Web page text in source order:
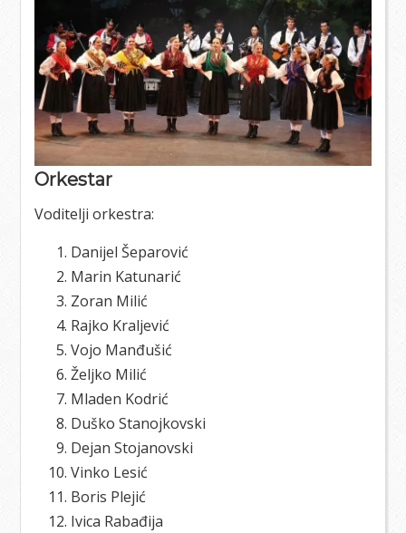
Orkestar
Voditelji orkestra:
Danijel Šeparović
Marin Katunarić
Zoran Milić
Rajko Kraljević
Vojo Manđušić
Željko Milić
Mladen Kodrić
Duško Stanojkovski
Dejan Stojanovski
Vinko Lesić
Boris Plejić
Ivica Rabađija